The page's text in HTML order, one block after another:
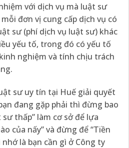
với dịch vụ mà luật sư
đơn vị cung cấp dịch vụ có
sư (phí dịch vụ luật sư) khác
yếu tố, trong đó có yếu tố
nghiệm và tính chịu trách
sư uy tín tại Huế giải quyết
đang gặp phải thì đừng bao
thấp” làm cơ sở để lựa
của nấy” và đừng để “Tiền
là bạn cần gì ở Công ty